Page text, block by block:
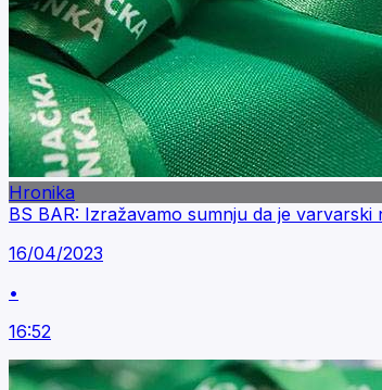
Hronika
BS BAR: Izražavamo sumnju da je
16/04/2023
•
16:52